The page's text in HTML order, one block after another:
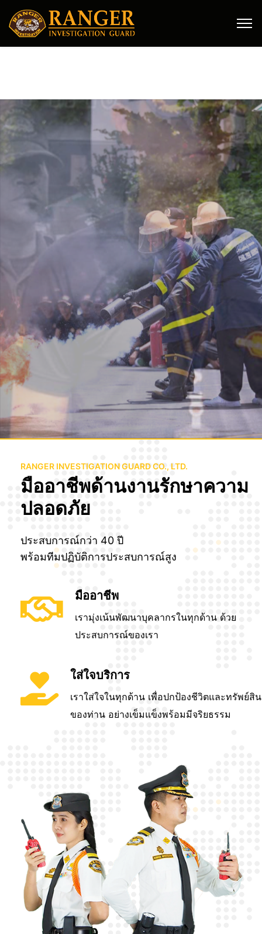
ทำไมต้องแรงเจอร์?
ฝึกฝนพัฒนา
อย่างต่อเนื่อง
ขัดเกลาพนักงานให้มีคุณภาพ
พร้อมให้บริการในทุกสถานการณ์
RANGER INVESTIGATION GUARD CO., LTD.
มืออาชีพด้านงานรักษาความ
ปลอดภัย
ประสบการณ์กว่า 40 ปี
พร้อมทีมปฏิบัติการประสบการณ์สูง
มืออาชีพ
เรามุ่งเน้นพัฒนาบุคลากรในทุกด้าน ด้วย
ประสบการณ์ของเรา
ใส่ใจบริการ
เราใส่ใจในทุกด้าน เพื่อปกป้องชีวิตและทรัพย์สิน
ของท่าน อย่างเข็มแข็งพร้อมมีจริยธรรม